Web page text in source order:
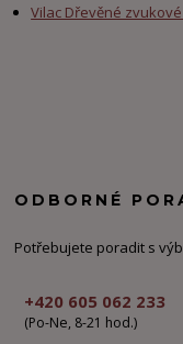
Vilac Dřevěné
ODBORNÉ
Potřebujete poradit s
+420 605 062 233
(Po-Ne, 8-21 hod.)